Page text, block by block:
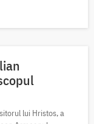
lui Hristos, a